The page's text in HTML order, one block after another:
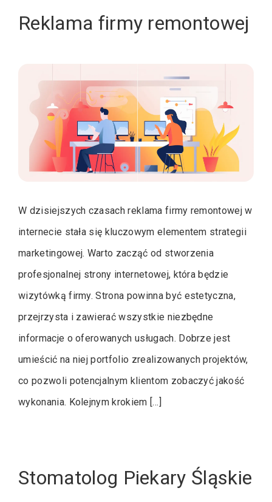
Reklama firmy remontowej
W dzisiejszych czasach reklama firmy remontowej w
internecie stała się kluczowym elementem strategii
marketingowej. Warto zacząć od stworzenia
profesjonalnej strony internetowej, która będzie
wizytówką firmy. Strona powinna być estetyczna,
przejrzysta i zawierać wszystkie niezbędne
informacje o oferowanych usługach. Dobrze jest
umieścić na niej portfolio zrealizowanych projektów,
co pozwoli potencjalnym klientom zobaczyć jakość
wykonania. Kolejnym krokiem […]
Stomatolog Piekary Śląskie